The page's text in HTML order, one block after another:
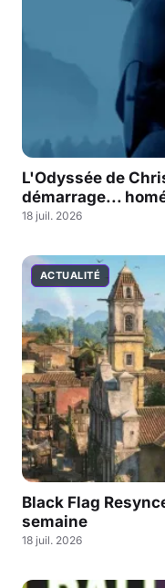
L'Odyssée de
démarrage...
18 juil. 2026
ACTUALITÉ
Black Flag
semaine
18 juil. 2026